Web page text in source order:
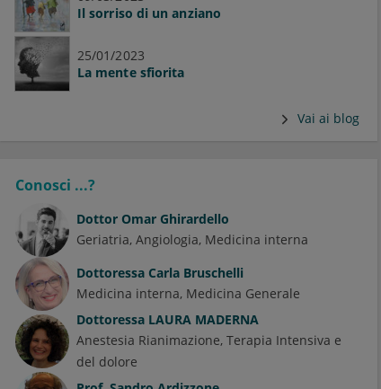
Il sorriso di un anziano
25/01/2023
La mente sfiorita
Vai ai blog
Conosci ...?
Dottor Omar Ghirardello
Geriatria Angiologia Medicina interna
Dottoressa Carla Bruschelli
Medicina interna Medicina Generale
Dottoressa LAURA MADERNA
Anestesia Rianimazione, Terapia Intensiva e
del dolore